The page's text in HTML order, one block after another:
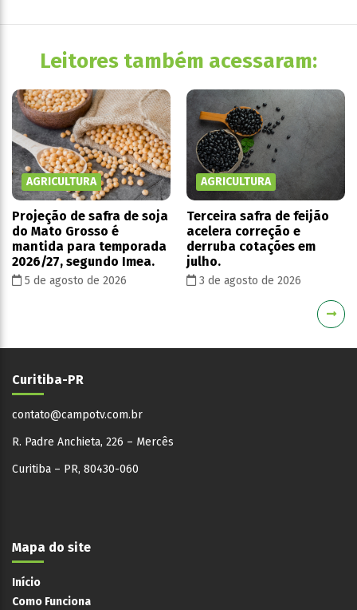
Leitores também acessaram:
AGRICULTURA
Projeção de safra de soja
do Mato Grosso é
mantida para temporada
2026/27, segundo Imea.
5 de agosto de 2026
AGRICULTURA
Terceira safra de feijão
acelera correção e
derruba cotações em
julho.
3 de agosto de 2026
Curitiba-PR
contato@campotv.com.br
R. Padre Anchieta, 226 – Mercês
Curitiba – PR, 80430-060
Mapa do site
Início
Como Funciona